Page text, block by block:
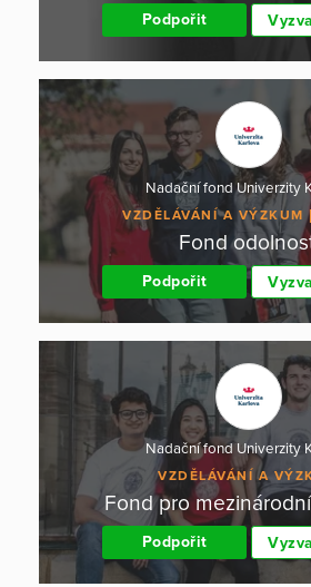
Podpořit
Nadační fond Univerzity
VZDĚLÁVÁNÍ A VÝZKUM
Fond
Podpořit
Nadační fond Univerzity
VZDĚLÁVÁNÍ A
Fond pro
Podpořit